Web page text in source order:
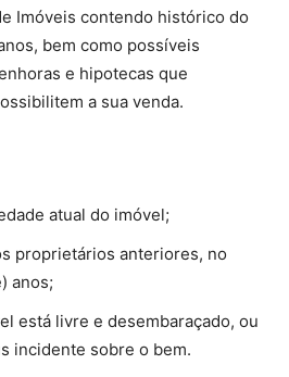
Imóveis contendo histórico do
bem como possíveis
e hipotecas que
a sua venda.
atual do imóvel;
proprietários anteriores, no
anos;
está livre e desembaraçado, ou
incidente sobre o bem.